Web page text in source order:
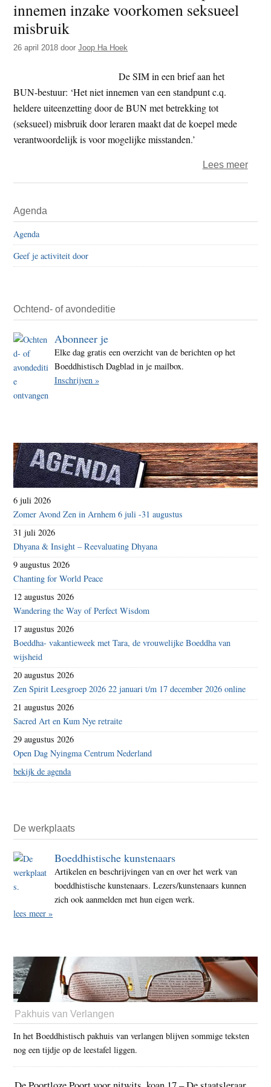
t
e
e
s
i
innemen inzake voorkomen seksueel
misbruik
26 april 2018 doorJoop Ha Hoek
De SIM in een brief aan het
BUN-bestuur: ‘Het niet innemen van een standpunt c.q.
heldere uiteenzetting door de BUN met betrekking tot
(seksueel) misbruik door leraren maakt dat de koepel mede
verantwoordelijk is voor mogelijke misstanden.’
Lees meerover
Sidebar
Agenda
Agenda
Geef je activiteit door
Ochtend- of avondeditie
Abonneer je
Elke dag gratis een overzicht van de berichten op het
Boeddhistisch Dagblad in je mailbox.
Inschrijven »
6 juli 2026
Zomer Avond Zen in Arnhem 6 juli -31 augustus
31 juli 2026
Dhyana & Insight – Reevaluating Dhyana
9 augustus 2026
Chanting for World Peace
12 augustus 2026
Wandering the Way of Perfect Wisdom
17 augustus 2026
Boeddha- vakantieweek met Tara, de vrouwelijke Boeddha van
wijsheid
20 augustus 2026
Zen Spirit Leesgroep 2026 22 januari t/m 17 december 2026 online
21 augustus 2026
Sacred Art en Kum Nye retraite
29 augustus 2026
Open Dag Nyingma Centrum Nederland
bekijk de agenda
De werkplaats
Boeddhistische kunstenaars
Artikelen en beschrijvingen van en over het werk van
boeddhistische kunstenaars. Lezers/kunstenaars kunnen
zich ook aanmelden met hun eigen werk.
lees meer »
Pakhuis van Verlangen
In het Boeddhistisch pakhuis van verlangen blijven sommige teksten
nog een tijdje op de leestafel liggen.